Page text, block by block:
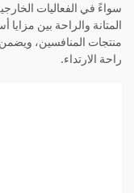
سواءً في الفعاليات
منتجات المنافسين،
راحة الارتداء.